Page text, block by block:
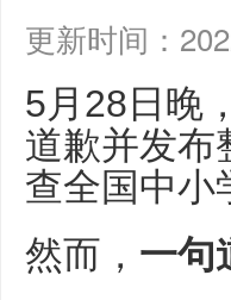
更新时间：
5月28日晚
道歉并发布
查全国中小
然而， 一句